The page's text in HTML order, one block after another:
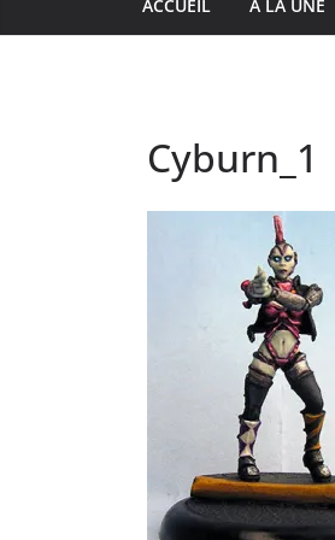
ACCUEIL À LA UNE
Cyburn_1